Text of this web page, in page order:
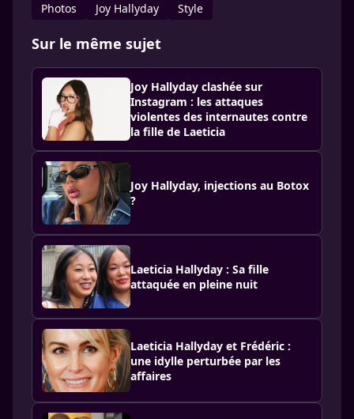
Photos
Joy Hallyday Style
Sur le même sujet
Joy Hallyday clashée sur
Instagram : les attaques
violentes des internautes contre
la fille de Laeticia
Joy Hallyday, injections au Botox
?
Laeticia Hallyday : Sa fille
attaquée en pleine nuit
Laeticia Hallyday et Frédéric :
une idylle perturbée par les
affaires